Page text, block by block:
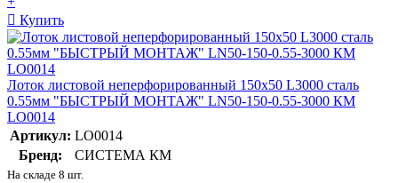
Купить
Лоток листовой неперфорированный 150х50 L3000 сталь
0.55мм "БЫСТРЫЙ МОНТАЖ" LN50-150-0.55-3000 КМ
LO0014
Артикул: LO0014
Бренд:
СИСТЕМА КМ
На складе 8 шт.